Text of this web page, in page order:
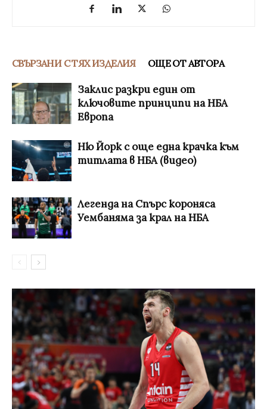
СВЪРЗАНИ С ТЯХ ИЗДЕЛИЯ ОЩЕ ОТ АВТОРА
Заклис разкри един от
ключовите принципи на НБА
Европа
Ню Йорк с още една крачка към
титлата в НБА (видео)
Легенда на Спърс короняса
Уембаняма за крал на НБА